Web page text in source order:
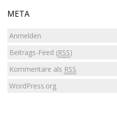
META
Anmelden
Beitrags-Feed (RSS)
Kommentare als RSS
WordPress.org